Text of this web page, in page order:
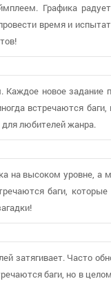
Графика
время и
Каждое новое задание
встречаются баги,
для любителей жанра.
на высоком уровне, а
баги, которые
затягивает. Часто
баги, но в